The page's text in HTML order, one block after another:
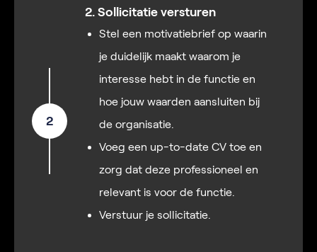
2
2. Sollicitatie versturen
Stel een motivatiebrief op waarin
je duidelijk maakt waarom je
interesse hebt in de functie en
hoe jouw waarden aansluiten bij
de organisatie.
Voeg een up-to-date CV toe en
zorg dat deze professioneel en
relevant is voor de functie.
Verstuur je sollicitatie.